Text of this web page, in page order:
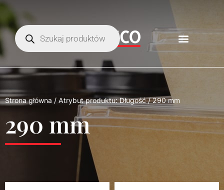
Strona główna / Atrybut produktu: Długość / 290 mm
290 mm